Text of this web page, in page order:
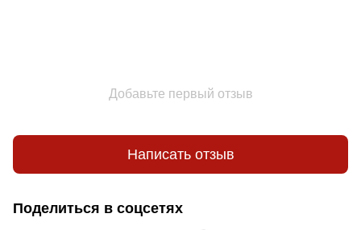
Добавьте первый отзыв
Написать отзыв
Поделиться в соцсетях